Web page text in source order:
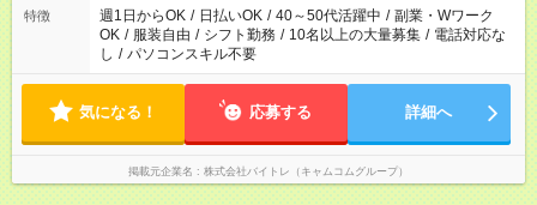
特徴 週1日からOK / 日払いOK / 40～50代活躍中 / 副業・Wワーク
OK / 服装自由 / シフト勤務 / 10名以上の大量募集 / 電話対応な
し / パソコンスキル不要
気になる！ 応募する 詳細へ
掲載元企業名 株式会社バイトレ（キャムコムグループ）